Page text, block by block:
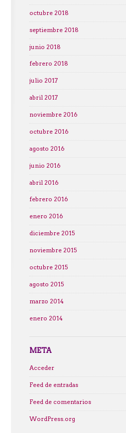
octubre 2018
septiembre 2018
junio 2018
febrero 2018
julio 2017
abril 2017
noviembre 2016
octubre 2016
agosto 2016
junio 2016
abril 2016
febrero 2016
enero 2016
diciembre 2015
noviembre 2015
octubre 2015
agosto 2015
marzo 2014
enero 2014
META
Acceder
Feed de entradas
Feed de comentarios
WordPress.org